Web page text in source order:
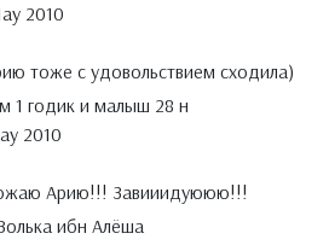
2010
тоже с удовольствием сходила)
1 годик и малыш 28 н
2010
Арию!!! Завииидуююю!!!
ибн Алёша